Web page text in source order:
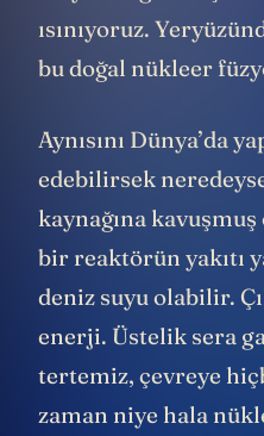
ısınıyoruz.
bu doğal nükleer
Aynısını Dünya’da
edebilirsek
kaynağına
bir reaktörün yakıtı
deniz suyu olabilir.
enerji. Üstelik sera
tertemiz, çevreye
zaman niye hala